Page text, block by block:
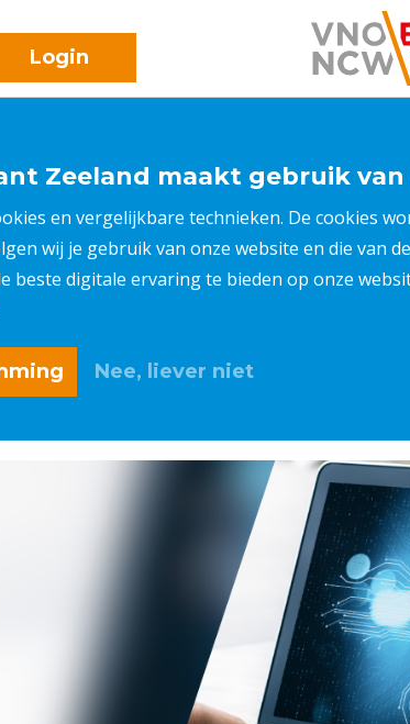
Login
Zeeland maakt gebruik
en vergelijkbare technieken. De cookies
wij je gebruik van onze website en die van
beste digitale ervaring te bieden op onze
Nee, liever niet